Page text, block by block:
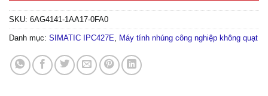
SKU: 6AG4141-1AA17-0FA0
Danh mục: SIMATIC IPC427E Máy tính nhúng công nghiệp không quạt